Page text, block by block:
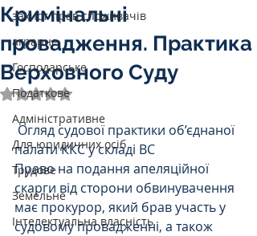
захист прав споживачів
аграрне
Господарське
Податкове
Адміністративне
Для юридичних осіб
Трудове
Земельне
Інтелектуальна власність
Кримінальні
провадження. Практика
Верховного Суду
Оцінка: NaN з 5 зірок.
палати ККС у складі ВС
Право на подання апеляційної
скарги від сторони обвинувачення
має прокурор, який брав участь у
судовому провадженні, а також